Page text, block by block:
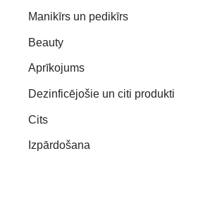
Manikīrs un pedikīrs
Beauty
Aprīkojums
Dezinficējošie un citi produkti
Cits
Izpārdošana